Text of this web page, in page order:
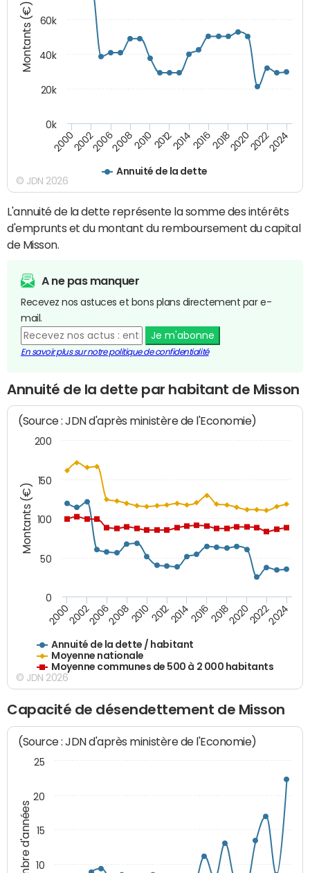
Montants (€)
Annuité de la dette
200020022006200820102012201420162018202020222024
0k
20k
40k
60k
© JDN 2026
L'annuité de la dette représente la somme des intérêts
d'emprunts et du montant du remboursement du capital
de Misson.
A ne pas manquer
Recevez nos astuces et bons plans directement par e-
mail.
Je m'abonne
En savoir plus sur notre politique de confidentialité
Annuité de la dette par habitant de Misson
Montants (€)
(Source : JDN d'après ministère de l'Economie)
Annuité de la dette / habitant
Moyenne nationale
Moyenne communes de 500 à 2 000 habitants
200020022006200820102012201420162018202020222024
0
50
100
150
200
© JDN 2026
Capacité de désendettement de Misson
Nombre d'années
(Source : JDN d'après ministère de l'Economie)
10
15
20
25